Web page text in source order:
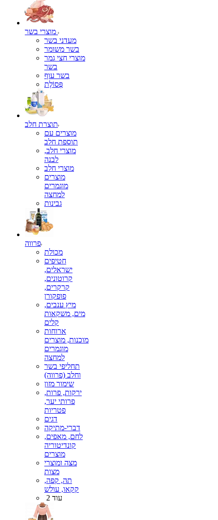
מעדני בשר
בשר משומר
מוצרי חצי גמר
בשר
בשר עוף
פְּסוֹלֶת
תוצרת חלב
מוצרים עם
תוספת חלב
מוצרי חלב,
לבנה
מוצרי חלב
מוצרים
מוגמרים
למחצה
גבינות
פרווה
מכולת
חטיפים
ישראלים,
קרוטונים,
קרקרים,
פופקורן
מיץ ענבים,
מים, משקאות
קלים
ארוחות
מוכנות, מוצרים
מוגמרים
למחצה
תחליפי בשר
וחלב (פרווה)
שימור מזון
ירקות, פרות,
פרותי יער,
פטריות
דגים
דברי-מתיקה
לחם, מאפים,
קונדיטוריה
מוצרים
מצה ומוצרי
מצות
תה, קפה,
קקאו, עולש
עוד 2